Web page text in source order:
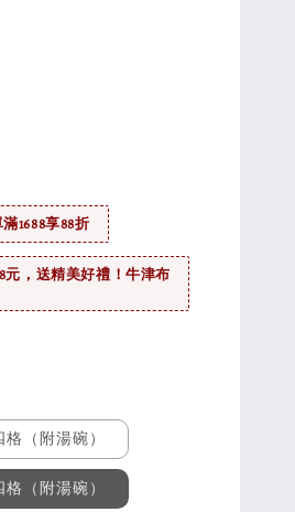
1688享88折
元，送精美好禮！牛津布
（附湯碗）
（附湯碗）